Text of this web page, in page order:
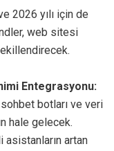
2026 yılı için de
web sitesi
Entegrasyonu:
botları ve veri
hale gelecek.
asistanların artan